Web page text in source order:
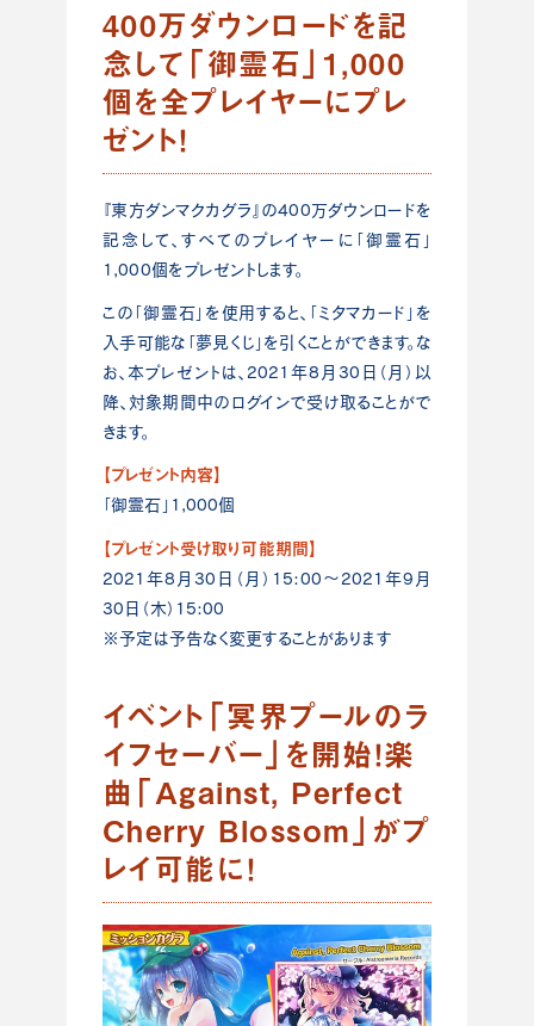
400万ダウンロードを記
念して「御霊石」1,000
個を全プレイヤーにプレ
ゼント！
『東方ダンマクカグラ』の400万ダウンロードを
記念して、すべてのプレイヤーに「御霊石」
1,000個をプレゼントします。
この「御霊石」を使用すると、「ミタマカード」を
入手可能な「夢見くじ」を引くことができます。な
お、本プレゼントは、2021年8月30日（月）以
降、対象期間中のログインで受け取ることがで
きます。
【プレゼント内容】
「御霊石」1,000個
【プレゼント受け取り可能期間】
2021年8月30日（月）15:00～2021年9月
30日（木）15:00
※予定は予告なく変更することがあります
イベント「冥界プールのラ
イフセーバー」を開始！楽
曲「Against, Perfect
Cherry Blossom」がプ
レイ可能に！